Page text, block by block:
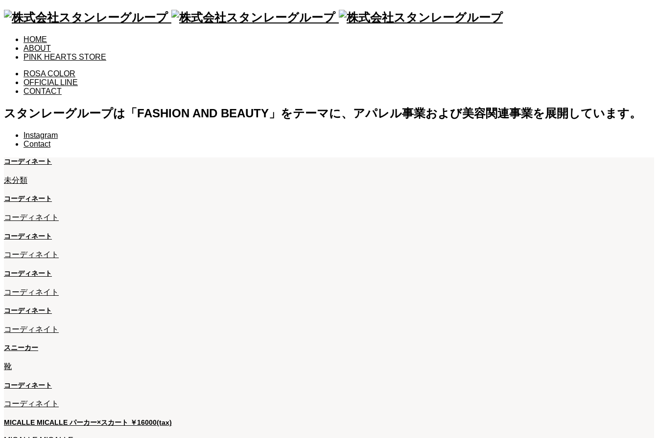
HOME
ABOUT
PINK HEARTS STORE
ROSA COLOR
OFFICIAL LINE
CONTACT
スタンレーグループは「FASHION AND BEAUTY」をテーマに、アパレル事業および美容関連事業を展開しています。
Instagram
Contact
コーディネート
未分類
コーディネート
コーディネイト
コーディネート
コーディネイト
コーディネート
コーディネイト
コーディネート
コーディネイト
スニーカー
靴
コーディネート
コーディネイト
MICALLE MICALLE パーカー×スカート ￥16000(tax)